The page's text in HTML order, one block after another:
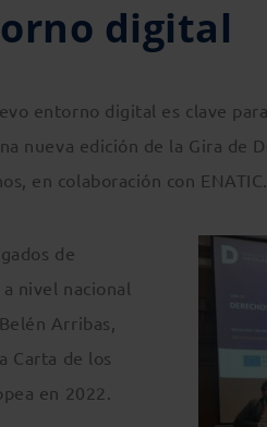
digital
entorno digital es clave
nueva edición de la Gira de
en colaboración con ENATIC.
de
nivel nacional
Arribas,
Carta de los
en 2022.